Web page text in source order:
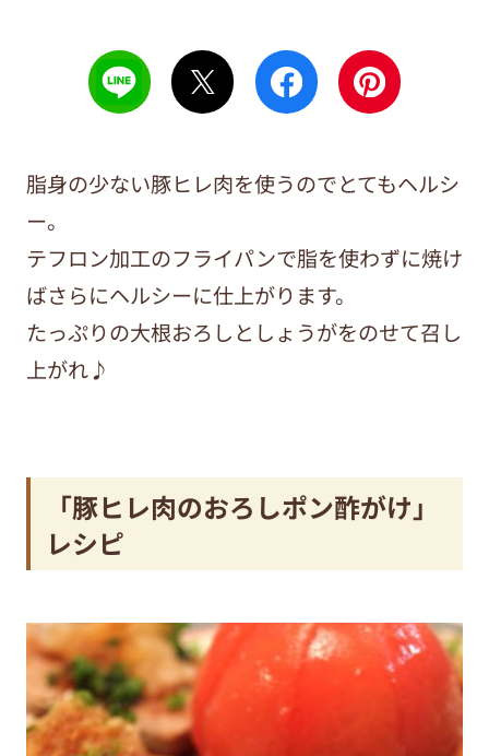
脂身の少ない豚ヒレ肉を使うのでとてもヘルシ
ー。
テフロン加工のフライパンで脂を使わずに焼け
ばさらにヘルシーに仕上がります。
たっぷりの大根おろしとしょうがをのせて召し
上がれ♪
「豚ヒレ肉のおろしポン酢がけ」
レシピ